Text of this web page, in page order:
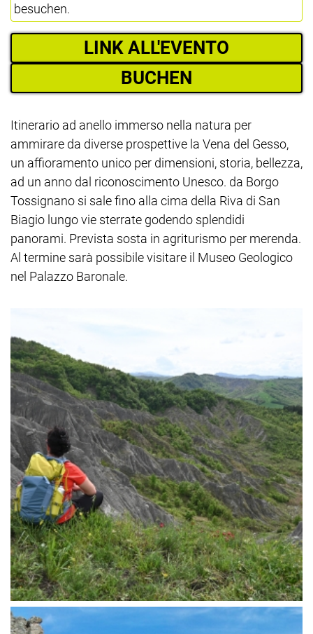
besuchen.
LINK ALL'EVENTO
BUCHEN
Itinerario ad anello immerso nella natura per
ammirare da diverse prospettive la Vena del Gesso,
un affioramento unico per dimensioni, storia, bellezza,
ad un anno dal riconoscimento Unesco. da Borgo
Tossignano si sale fino alla cima della Riva di San
Biagio lungo vie sterrate godendo splendidi
panorami. Prevista sosta in agriturismo per merenda.
Al termine sarà possibile visitare il Museo Geologico
nel Palazzo Baronale.